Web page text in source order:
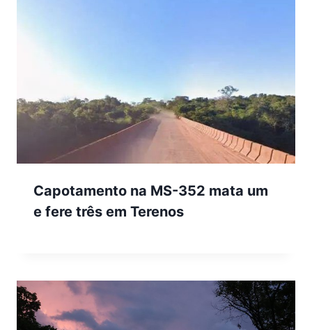
Capotamento na MS-352 mata um
e fere três em Terenos